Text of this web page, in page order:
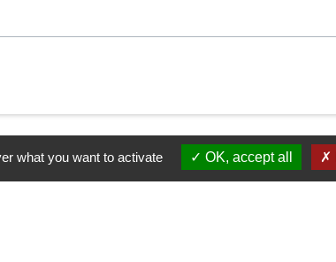
what you want to activate OK, accept all